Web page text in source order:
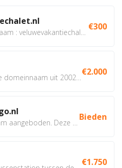
€300
€2.000
Bieden
€1.750